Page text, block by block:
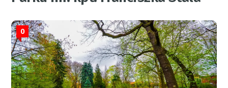
0